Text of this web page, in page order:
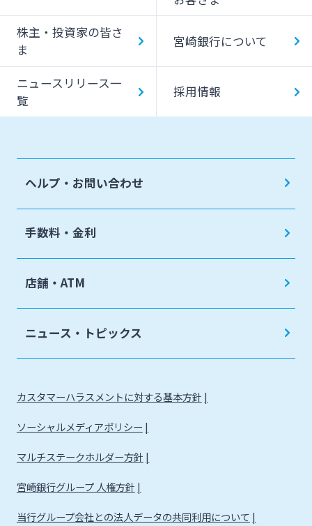
一日あたりのご利用限度額
ATM Operation Guide
株主・投資家の皆さ
ま
宮崎銀行について
ニュースリリース一
覧
採用情報
ヘルプ・お問い合わせ
手数料・金利
店舗・ATM
ニュース・トピックス
カスタマーハラスメントに対する基本方針
ソーシャルメディアポリシー
マルチステークホルダー方針
宮崎銀行グループ 人権方針
当行グループ会社との法人データの共同利用について